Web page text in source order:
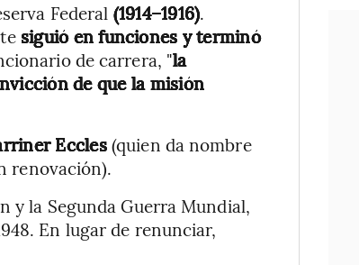
Federal (1914–1916).
siguió en funciones y terminó
de carrera, "la
de que la misión
Eccles(quien da nombre
renovación).
y la Segunda Guerra Mundial,
En lugar de renunciar,